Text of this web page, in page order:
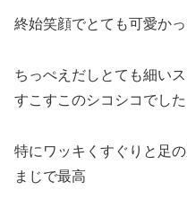
終始笑顔でとても可愛か
ちっぺえだしとても細い
すこすこのシコシコでした
特にワッキくすぐりと足
まじで最高